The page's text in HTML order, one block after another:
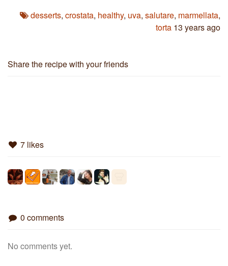
desserts, crostata, healthy, uva, salutare, marmellata,
torta 13 years ago
Share the recipe with your friends
7 likes
0 comments
No comments yet.